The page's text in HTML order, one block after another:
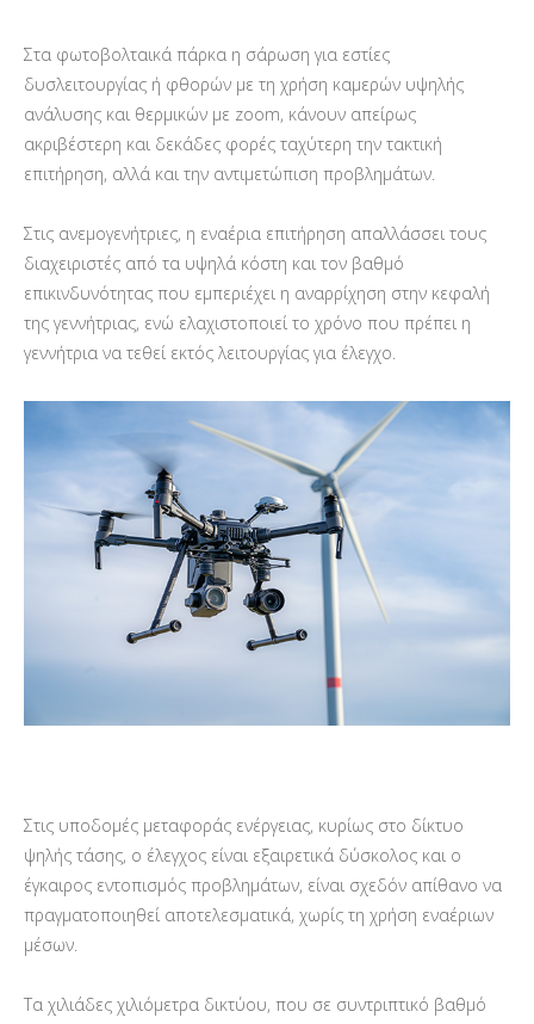
Στα φωτοβολταικά πάρκα η σάρωση για εστίες
δυσλειτουργίας ή φθορών με τη χρήση καμερών υψηλής
ανάλυσης και θερμικών με zoom, κάνουν απείρως
ακριβέστερη και δεκάδες φορές ταχύτερη την τακτική
επιτήρηση, αλλά και την αντιμετώπιση προβλημάτων.
Στις ανεμογενήτριες, η εναέρια επιτήρηση απαλλάσσει τους
διαχειριστές από τα υψηλά κόστη και τον βαθμό
επικινδυνότητας που εμπεριέχει η αναρρίχηση στην κεφαλή
της γεννήτριας, ενώ ελαχιστοποιεί το χρόνο που πρέπει η
γεννήτρια να τεθεί εκτός λειτουργίας για έλεγχο.
Στις υποδομές μεταφοράς ενέργειας, κυρίως στο δίκτυο
ψηλής τάσης, ο έλεγχος είναι εξαιρετικά δύσκολος και ο
έγκαιρος εντοπισμός προβλημάτων, είναι σχεδόν απίθανο να
πραγματοποιηθεί αποτελεσματικά, χωρίς τη χρήση εναέριων
μέσων.
Τα χιλιάδες χιλιόμετρα δικτύου, που σε συντριπτικό βαθμό